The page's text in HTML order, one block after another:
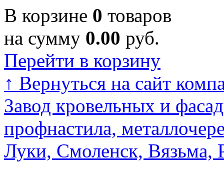
В корзине 0 товаров
на сумму 0.00 руб.
Перейти в корзину
↑ Вернуться на сайт
Завод кровельных и
профнастила,
Луки, Смоленск, Вязьма,